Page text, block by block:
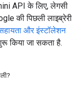
API के लिए, लेगसी
की पिछली लाइब्रेरी
और इंस्टॉलेशन
किया जा सकता है.